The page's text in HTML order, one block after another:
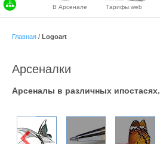
В Арсенале Тарифы web
Главная / Logoart
Арсеналки
Арсеналы в различных ипостасях.